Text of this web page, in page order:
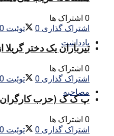
یادداشت
مصاحبه
0 اشتراک ها
اشتراک گذاری 0 توئیت 0
تیرباران یک دختر
0 اشتراک ها
اشتراک گذاری 0 توئیت 0
پ ک ک (حزب
0 اشتراک ها
اشتراک گذاری 0 توئیت 0